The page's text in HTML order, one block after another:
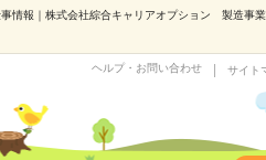
情報｜株式会社綜合キャリアオプション 製造事
ヘルプ・お問い合わせ サイト